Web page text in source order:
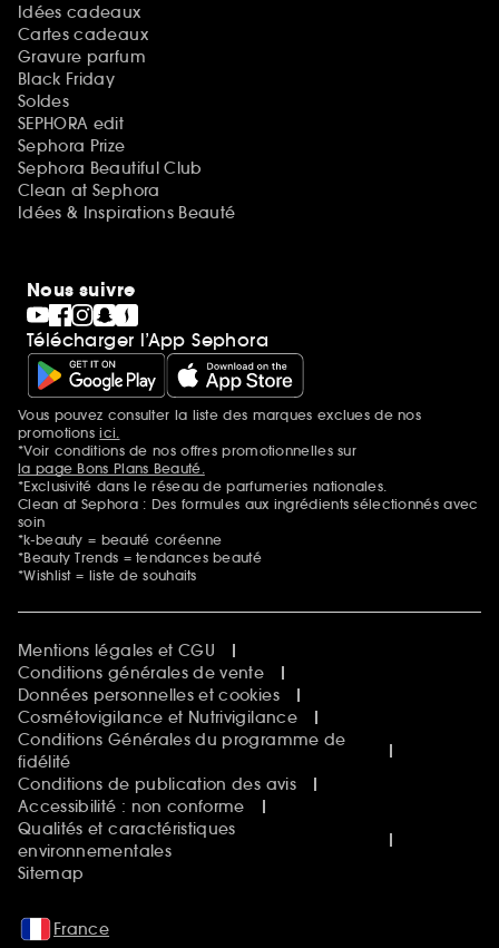
Idées cadeaux
Cartes cadeaux
Gravure parfum
Black Friday
Soldes
SEPHORA edit
Sephora Prize
Sephora Beautiful Club
Clean at Sephora
Idées & Inspirations Beauté
Nous suivre
Télécharger l’App Sephora
Mentions additionnelles
Vous pouvez consulter la liste des marques exclues de nos
promotionsici.
*Voir conditions de nos offres promotionnelles sur
la page Bons Plans Beauté.
*Exclusivité dans le réseau de parfumeries nationales.
Clean at Sephora : Des formules aux ingrédients sélectionnés avec
soin
*k-beauty = beauté coréenne
*Beauty Trends = tendances beauté
*Wishlist = liste de souhaits
Mentions légales et CGU
Conditions générales de vente
Données personnelles et cookies
Cosmétovigilance et Nutrivigilance
Conditions Générales du programme de
fidélité
Conditions de publication des avis
Accessibilité : non conforme
Qualités et caractéristiques
environnementales
Sitemap
France